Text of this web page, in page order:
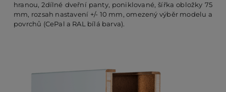
hranou, 2dílné dveřní panty, poniklované, šířka obložky 75
mm, rozsah nastavení +/- 10 mm, omezený výběr modelu a
povrchů (CePal a RAL bílá barva).